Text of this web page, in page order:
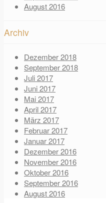
August 2016
Archiv
Dezember 2018
September 2018
Juli 2017
Juni 2017
Mai 2017
April 2017
März 2017
Februar 2017
Januar 2017
Dezember 2016
November 2016
Oktober 2016
September 2016
August 2016